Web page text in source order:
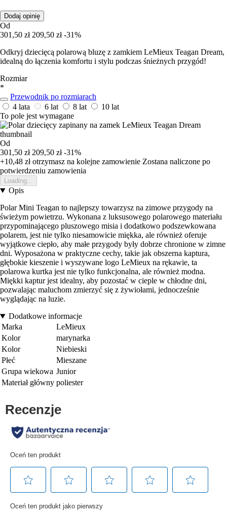
Dodaj opinię
Od
301,50 zł 209,50 zł -31%
Odkryj dziecięcą polarową bluzę z zamkiem LeMieux Teagan Dream,
idealną do łączenia komfortu i stylu podczas śnieżnych przygód!
Rozmiar
*
Przewodnik po rozmiarach
4 lata
6 lat 8 lat
10 lat
To pole jest wymagane
Od
301,50 zł 209,50 zł -31%
+10,48 złotrzymasz na kolejne zamowienie Zostana naliczone po
potwierdzeniu zamowienia
Loading...
Opis
Polar Mini Teagan to najlepszy towarzysz na zimowe przygody na
świeżym powietrzu. Wykonana z luksusowego polarowego materiału
przypominającego pluszowego misia i dodatkowo podszewkowana
polarem, jest nie tylko niesamowicie miękka, ale również oferuje
wyjątkowe ciepło, aby małe przygody były dobrze chronione w zimne
dni. Wyposażona w praktyczne cechy, takie jak obszerna kaptura,
głębokie kieszenie i wyszywane logo LeMieux na rękawie, ta
polarowa kurtka jest nie tylko funkcjonalna, ale również modna.
Miękki kaptur jest idealny, aby pozostać w cieple w chłodne dni,
pozwalając maluchom zmierzyć się z żywiołami, jednocześnie
wyglądając na luzie.
Dodatkowe informacje
Marka
LeMieux
Kolor
marynarka
Kolor
Niebieski
Płeć
Mieszane
Grupa wiekowa Junior
Materiał główny poliester